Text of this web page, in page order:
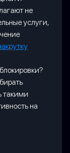
не
услуги,
такими
на